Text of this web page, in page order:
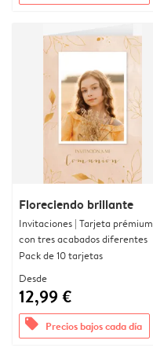
Floreciendo brillante
Invitaciones | Tarjeta prémium
con tres acabados diferentes
Pack de 10 tarjetas
Desde
12,99 €
offers Precios bajos cada día